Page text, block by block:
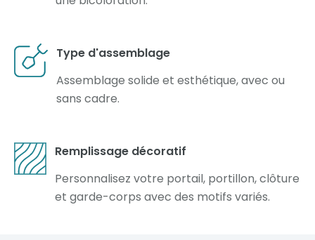
Type d'assemblage
Assemblage solide et esthétique, avec ou
sans cadre.
Remplissage décoratif
Personnalisez votre portail, portillon, clôture
et garde-corps avec des motifs variés.